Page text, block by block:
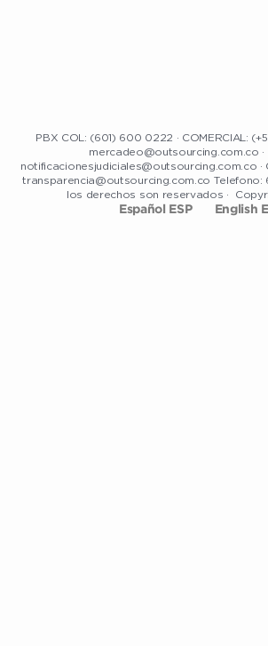
PBX COL: (601) 600 0222 · COMERCIAL:
mercadeo@outsourcing.com.co ·
notificacionesjudiciales@outsourcing.com.co ·
transparencia@outsourcing.com.co Telefono:
los derechos son reservados ·
Español ESP English